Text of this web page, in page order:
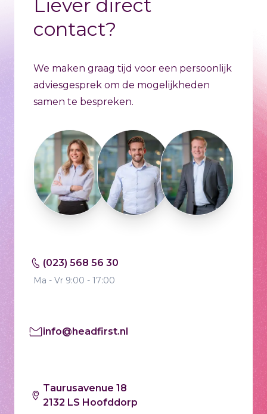
Liever direct
contact?
We maken graag tijd voor een persoonlijk
adviesgesprek om de mogelijkheden
samen te bespreken.
(023) 568 56 30
Ma - Vr 9:00 - 17:00
info@headfirst.nl
Taurusavenue 18
2132 LS Hoofddorp